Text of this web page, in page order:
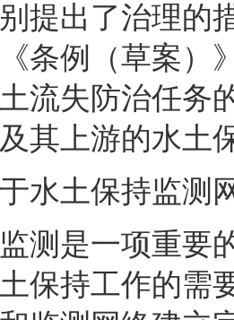
提出了治理的
条例（草案）
流失防治任务
其上游的水土
于水土保持监测
测是一项重要
保持工作的需